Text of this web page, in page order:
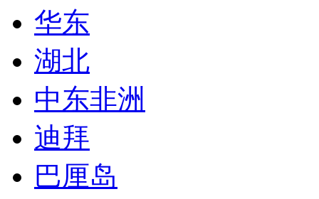
华东
湖北
中东非洲
迪拜
巴厘岛